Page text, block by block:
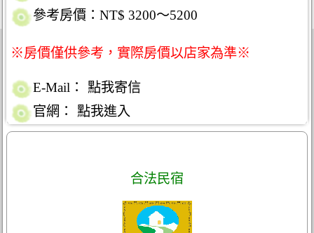
參考房價：NT$ 3200～5200
※房價僅供參考，實際房價以店家為準※
E-Mail：
點我寄信
官網：
點我進入
合法民宿